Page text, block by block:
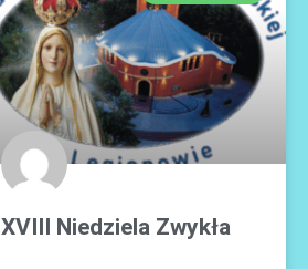
XVIII Niedziela Zwykła